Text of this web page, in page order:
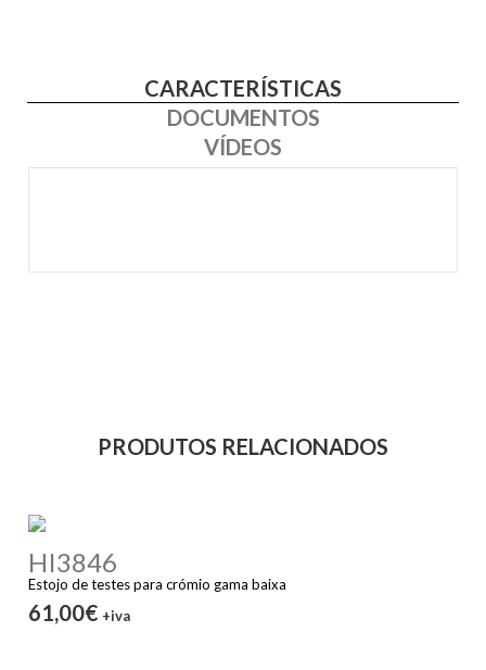
CARACTERÍSTICAS
DOCUMENTOS
VÍDEOS
PRODUTOS RELACIONADOS
HI3846
Estojo de testes para crómio gama baixa
61,00€ +iva